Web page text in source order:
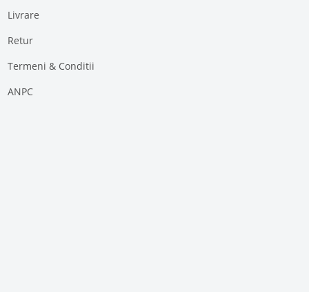
Livrare
Retur
Termeni & Conditii
ANPC